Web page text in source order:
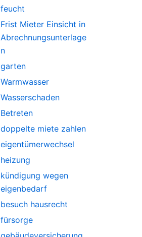
feucht
Frist Mieter Einsicht in
Abrechnungsunterlage
n
garten
Warmwasser
Wasserschaden
Betreten
doppelte miete zahlen
eigentümerwechsel
heizung
kündigung wegen
eigenbedarf
besuch hausrecht
fürsorge